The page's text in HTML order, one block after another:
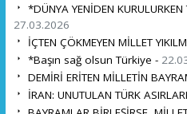
*DÜNYA YENİDEN
27.03.2026
İÇTEN ÇÖKMEYEN MİLLET
*Başın sağ olsun Türkiye -
DEMİRİ ERİTEN MİLLETİN
İRAN: UNUTULAN TÜRK